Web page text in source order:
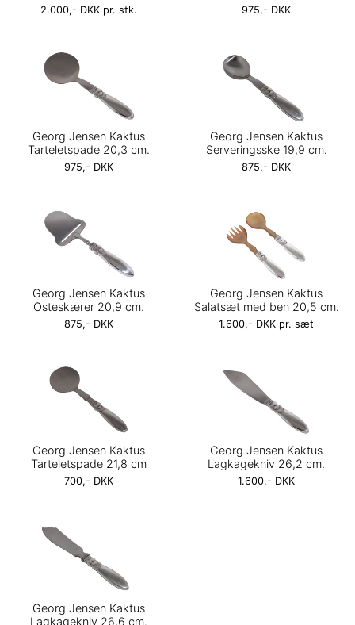
2.000,- DKK pr. stk. 975,- DKK
Georg Jensen Kaktus
Tarteletspade 20,3 cm.
975,- DKK
Georg Jensen Kaktus
Serveringsske 19,9 cm.
875,- DKK
Georg Jensen Kaktus
Osteskærer 20,9 cm.
875,- DKK
Georg Jensen Kaktus
Salatsæt med ben 20,5 cm.
1.600,- DKK pr. sæt
Georg Jensen Kaktus
Tarteletspade 21,8 cm
700,- DKK
Georg Jensen Kaktus
Lagkagekniv 26,2 cm.
1.600,- DKK
Georg Jensen Kaktus
Lagkagekniv 26,6 cm.